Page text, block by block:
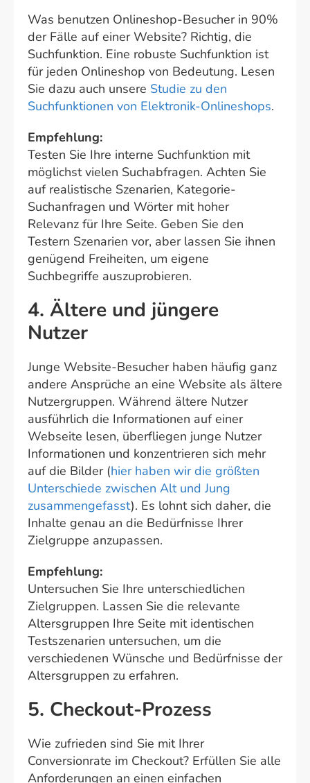
Was benutzen Onlineshop-Besucher in 90%
der Fälle auf einer Website? Richtig, die
Suchfunktion. Eine robuste Suchfunktion ist
für jeden Onlineshop von Bedeutung. Lesen
Sie dazu auch unsere Studie zu den
Suchfunktionen von Elektronik-Onlineshops.
Empfehlung:
Testen Sie Ihre interne Suchfunktion mit
möglichst vielen Suchabfragen. Achten Sie
auf realistische Szenarien, Kategorie-
Suchanfragen und Wörter mit hoher
Relevanz für Ihre Seite. Geben Sie den
Testern Szenarien vor, aber lassen Sie ihnen
genügend Freiheiten, um eigene
Suchbegriffe auszuprobieren.
4. Ältere und jüngere
Nutzer
Junge Website-Besucher haben häufig ganz
andere Ansprüche an eine Website als ältere
Nutzergruppen. Während ältere Nutzer
ausführlich die Informationen auf einer
Webseite lesen, überfliegen junge Nutzer
Informationen und konzentrieren sich mehr
auf die Bilder (hier haben wir die größten
Unterschiede zwischen Alt und Jung
zusammengefasst). Es lohnt sich daher, die
Inhalte genau an die Bedürfnisse Ihrer
Zielgruppe anzupassen.
Empfehlung:
Untersuchen Sie Ihre unterschiedlichen
Zielgruppen. Lassen Sie die relevante
Altersgruppen Ihre Seite mit identischen
Testszenarien untersuchen, um die
verschiedenen Wünsche und Bedürfnisse der
Altersgruppen zu erfahren.
5. Checkout-Prozess
Wie zufrieden sind Sie mit Ihrer
Conversionrate im Checkout? Erfüllen Sie alle
Anforderungen an einen einfachen